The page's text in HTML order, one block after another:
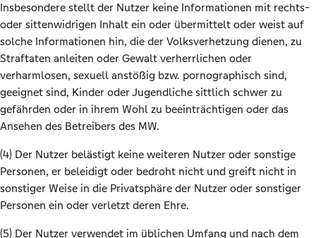
Insbesondere stellt der Nutzer keine Informationen mit rechts-
oder sittenwidrigen Inhalt ein oder übermittelt oder weist auf
solche Informationen hin, die der Volksverhetzung dienen, zu
Straftaten anleiten oder Gewalt verherrlichen oder
verharmlosen, sexuell anstößig bzw. pornographisch sind,
geeignet sind, Kinder oder Jugendliche sittlich schwer zu
gefährden oder in ihrem Wohl zu beeinträchtigen oder das
Ansehen des Betreibers des MW.
(4) Der Nutzer belästigt keine weiteren Nutzer oder sonstige
Personen, er beleidigt oder bedroht nicht und greift nicht in
sonstiger Weise in die Privatsphäre der Nutzer oder sonstiger
Personen ein oder verletzt deren Ehre.
(5) Der Nutzer verwendet im üblichen Umfang und nach dem